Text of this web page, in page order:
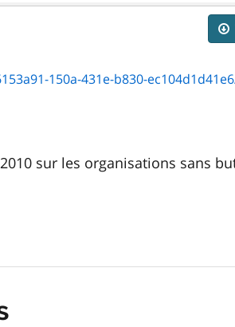
b830-ec104d1d41e6/download/
sur les organisations sans